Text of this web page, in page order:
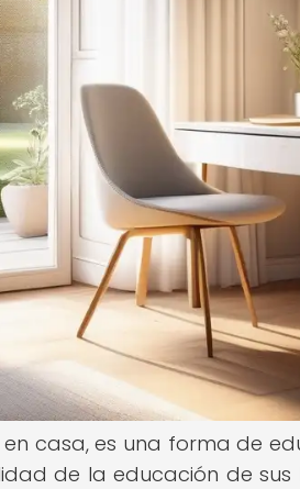
en casa, es una forma de
de la educación de sus